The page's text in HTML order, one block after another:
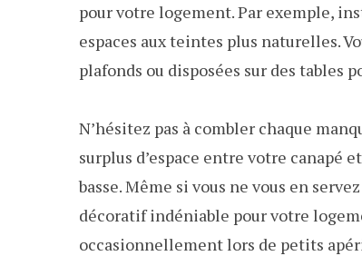
pour votre logement. Par exemple,
espaces aux teintes plus naturelles.
plafonds ou disposées sur des tables
N’hésitez pas à combler chaque
surplus d’espace entre votre canapé
basse. Même si vous ne vous en
décoratif indéniable pour votre
occasionnellement lors de petits